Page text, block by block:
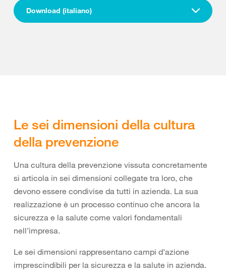
Download (italiano)
Le sei dimensioni della cultura
della prevenzione
Una cultura della prevenzione vissuta concretamente
si articola in sei dimensioni collegate tra loro, che
devono essere condivise da tutti in azienda. La sua
realizzazione è un processo continuo che ancora la
sicurezza e la salute come valori fondamentali
nell’impresa.
Le sei dimensioni rappresentano campi d’azione
imprescindibili per la sicurezza e la salute in azienda.